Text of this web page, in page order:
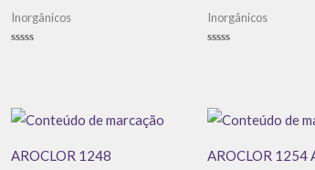
Inorgânicos Inorgânicos
AROCLOR 1248
AROCLOR 1254